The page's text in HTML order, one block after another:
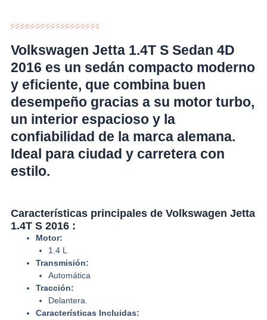
Volkswagen Jetta 1.4T S Sedan 4D
2016 es un sedán compacto moderno
y eficiente, que combina buen
desempeño gracias a su motor turbo,
un interior espacioso y la
confiabilidad de la marca alemana.
Ideal para ciudad y carretera con
estilo.
Características principales de Volkswagen Jetta
1.4T S 2016 :
Motor:
1.4 L
Transmisión:
Automática
Tracción:
Delantera.
Características Incluidas: